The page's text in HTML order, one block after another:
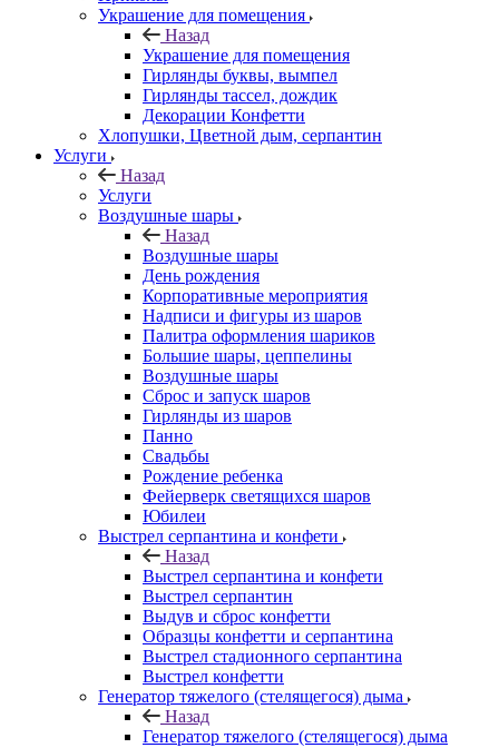
Украшение для помещения
Назад
Украшение для помещения
Гирлянды буквы, вымпел
Гирлянды тассел, дождик
Декорации Конфетти
Хлопушки, Цветной дым, серпантин
Услуги
Назад
Услуги
Воздушные шары
Назад
Воздушные шары
День рождения
Корпоративные мероприятия
Надписи и фигуры из шаров
Палитра оформления шариков
Большие шары, цеппелины
Воздушные шары
Сброс и запуск шаров
Гирлянды из шаров
Панно
Свадьбы
Рождение ребенка
Фейерверк светящихся шаров
Юбилеи
Выстрел серпантина и конфети
Назад
Выстрел серпантина и конфети
Выстрел серпантин
Выдув и сброс конфетти
Образцы конфетти и серпантина
Выстрел стадионного серпантина
Выстрел конфетти
Генератор тяжелого (стелящегося) дыма
Назад
Генератор тяжелого (стелящегося) дыма